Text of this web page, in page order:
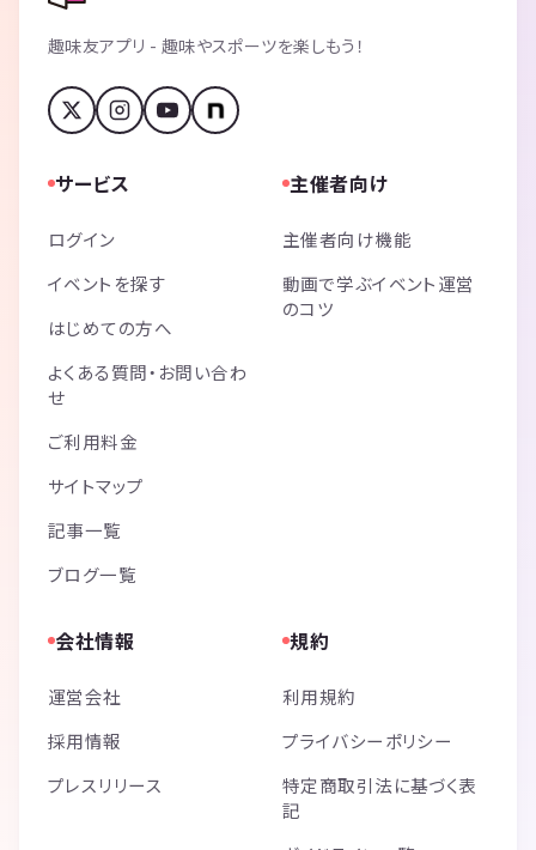
趣味友アプリ - 趣味やスポーツを楽しもう！
サービス
ログイン
イベントを探す
はじめての方へ
よくある質問・お問い合わ
せ
ご利用料金
サイトマップ
記事一覧
ブログ一覧
主催者向け
主催者向け機能
動画で学ぶイベント運営
のコツ
会社情報
運営会社
採用情報
プレスリリース
規約
利用規約
プライバシーポリシー
特定商取引法に基づく表
記